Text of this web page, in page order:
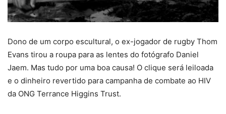
Dono de um corpo escultural, o ex-jogador de rugby Thom
Evans tirou a roupa para as lentes do fotógrafo Daniel
Jaem. Mas tudo por uma boa causa! O clique será leiloada
e o dinheiro revertido para campanha de combate ao HIV
da ONG Terrance Higgins Trust.